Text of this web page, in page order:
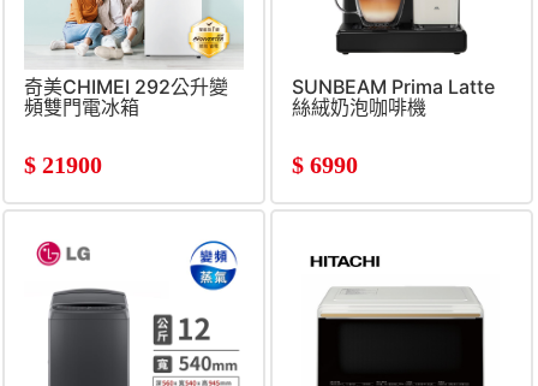
奇美CHIMEI 292公升變
頻雙門電冰箱
$ 21900
SUNBEAM Prima Latte
絲絨奶泡咖啡機
$ 6990